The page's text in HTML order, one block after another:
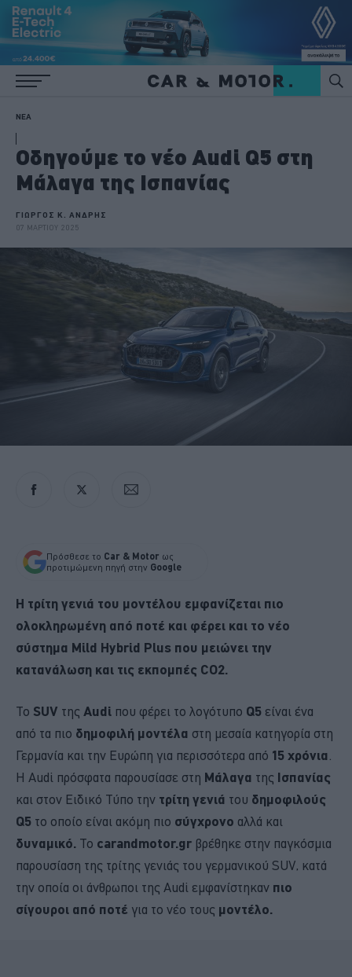
ΝΕΑ
Οδηγούμε το νέο Audi Q5 στη
Μάλαγα της Ισπανίας
ΓΙΩΡΓΟΣ Κ. ΑΝΔΡΗΣ
07 ΜΑΡΤΙΟΥ 2025
Πρόσθεσε το Car & Motor ως
προτιμώμενη πηγή στην Google
Η τρίτη γενιά του μοντέλου εμφανίζεται πιο
ολοκληρωμένη από ποτέ και φέρει και το νέο
σύστημα Mild Hybrid Plus που μειώνει την
κατανάλωση και τις εκπομπές CO2.
Το SUV της Audi που φέρει το λογότυπο Q5 είναι ένα
από τα πιο δημοφιλή μοντέλα στη μεσαία κατηγορία στη
Γερμανία και την Ευρώπη για περισσότερα από 15 χρόνια
Η Audi πρόσφατα παρουσίασε στη Μάλαγα της Ισπανίας
και στον Ειδικό Τύπο την τρίτη γενιά του δημοφιλούς
Q5 το οποίο είναι ακόμη πιο σύγχρονο αλλά και
δυναμικό. Το carandmotor.gr βρέθηκε στην παγκόσμια
παρουσίαση της τρίτης γενιάς του γερμανικού SUV, κατά
την οποία οι άνθρωποι της Audi εμφανίστηκαν πιο
σίγουροι από ποτέ για το νέο τους μοντέλο.